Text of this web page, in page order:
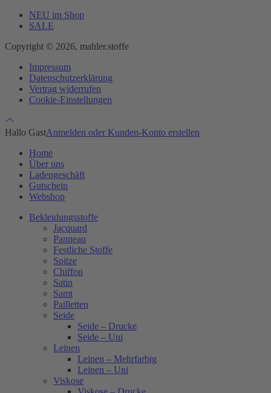
NEU im Shop
SALE
Copyright © 2026, mahler.stoffe
Impressum
Datenschutzerklärung
Vertrag widerrufen
Cookie-Einstellungen
Hallo GastAnmelden oder Kunden-Konto erstellen
Home
Über uns
Ladengeschäft
Gutschein
Webshop
Bekleidungsstoffe
Jacquard
Panneau
Festliche Stoffe
Spitze
Chiffon
Satin
Samt
Pailletten
Seide
Seide – Drucke
Seide – Uni
Leinen
Leinen – Mehrfarbig
Leinen – Uni
Viskose